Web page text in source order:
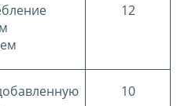
12
10